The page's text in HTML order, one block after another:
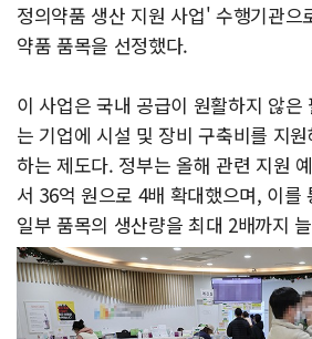
정의약품 생산 지원 사업' 수행기관으
약품 품목을 선정했다.
이 사업은 국내 공급이 원활하지 않은
는 기업에 시설 및 장비 구축비를 지
하는 제도다. 정부는 올해 관련 지원
서 36억 원으로 4배 확대했으며, 이를
일부 품목의 생산량을 최대 2배까지